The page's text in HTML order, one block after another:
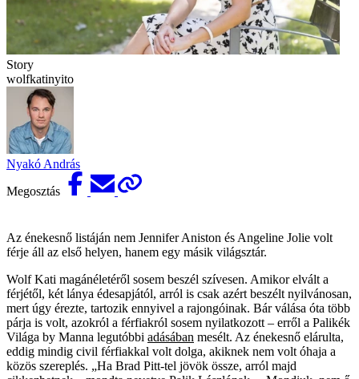
Story
wolfkatinyito
Nyakó András
Megosztás
Az énekesnő listáján nem Jennifer Aniston és Angeline Jolie volt
férje áll az első helyen, hanem egy másik világsztár.
Wolf Kati magánéletéről sosem beszél szívesen. Amikor elvált a
férjétől, két lánya édesapjától, arról is csak azért beszélt nyilvánosan,
mert úgy érezte, tartozik ennyivel a rajongóinak. Bár válása óta több
párja is volt, azokról a férfiakról sosem nyilatkozott – erről a Palikék
Világa by Manna legutóbbi adásában mesélt. Az énekesnő elárulta,
eddig mindig civil férfiakkal volt dolga, akiknek nem volt óhaja a
közös szereplés. „Ha Brad Pitt-tel jövök össze, arról majd